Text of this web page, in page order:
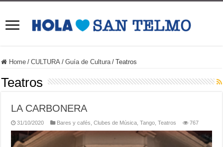
Home / CULTURA / Guía de Cultura / Teatros
Teatros
LA CARBONERA
31/10/2020 Bares y cafés ,Clubes de Música ,Tango ,Teatros 767